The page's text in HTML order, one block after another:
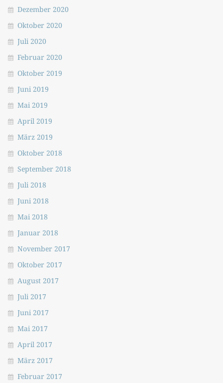
Dezember 2020
Oktober 2020
Juli 2020
Februar 2020
Oktober 2019
Juni 2019
Mai 2019
April 2019
März 2019
Oktober 2018
September 2018
Juli 2018
Juni 2018
Mai 2018
Januar 2018
November 2017
Oktober 2017
August 2017
Juli 2017
Juni 2017
Mai 2017
April 2017
März 2017
Februar 2017